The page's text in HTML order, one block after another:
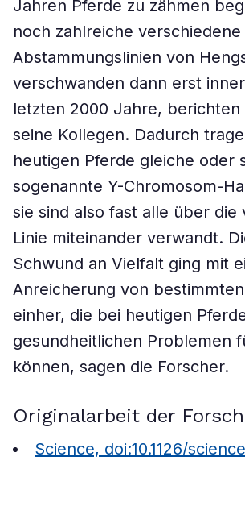
Jahren Pferde zu zähmen
noch zahlreiche verschiedene
Abstammungslinien von
verschwanden dann erst
letzten 2000 Jahre, berichten
seine Kollegen. Dadurch
heutigen Pferde gleiche oder
sogenannte Y-Chromosom-
sie sind also fast alle über die
Linie miteinander verwandt.
Schwund an Vielfalt ging mit
Anreicherung von
einher, die bei heutigen
gesundheitlichen Problemen
können, sagen die Forscher.
Originalarbeit der
Science, doi:10.1126/